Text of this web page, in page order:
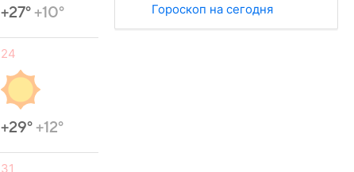
+27°+10°
24
+29°+12°
31
Гороскоп на сегодня